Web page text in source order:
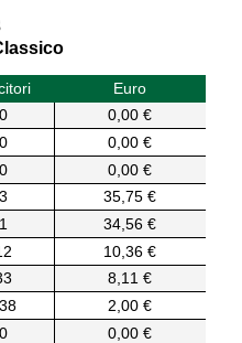
Euro
0
0,00 €
0
0,00 €
0
0,00 €
3
35,75 €
1
34,56 €
10,36 €
8,11 €
2,00 €
0
0,00 €